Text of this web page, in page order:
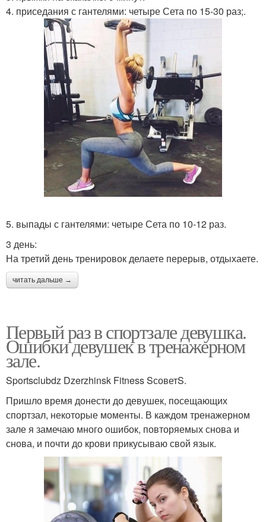
4. приседания с гантелями: четыре Сета по 15-30 раз;.
5. выпады с гантелями: четыре Сета по 10-12 раз.
3 день:
На третий день тренировок делаете перерыв, отдыхаете.
читать дальше →
Первый раз в спортзале девушка.
Ошибки девушек в тренажерном
зале.
Sportsclubdz Dzerzhinsk Fitness SсоветS.
Пришло время донести до девушек, посещающих
спортзал, некоторые моменты. В каждом тренажерном
зале я замечаю много ошибок, повторяемых снова и
снова, и почти до крови прикусываю свой язык.